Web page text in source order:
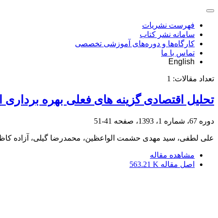
فهرست نشریات
سامانه نشر کتاب
کارگاه‌ها و دوره‌های آموزشی تخصصی
تماس با ما
English
تعداد مقالات: 1
تحلیل اقتصادی گزینه ‏های فعلی بهره ‏برداری
دوره 67، شماره 1، 1393، صفحه 41-51
علی لطفی، سید مهدی حشمت الواعظین، محمدرضا گیلی، آزاده
مشاهده مقاله
اصل مقاله 563.21 K